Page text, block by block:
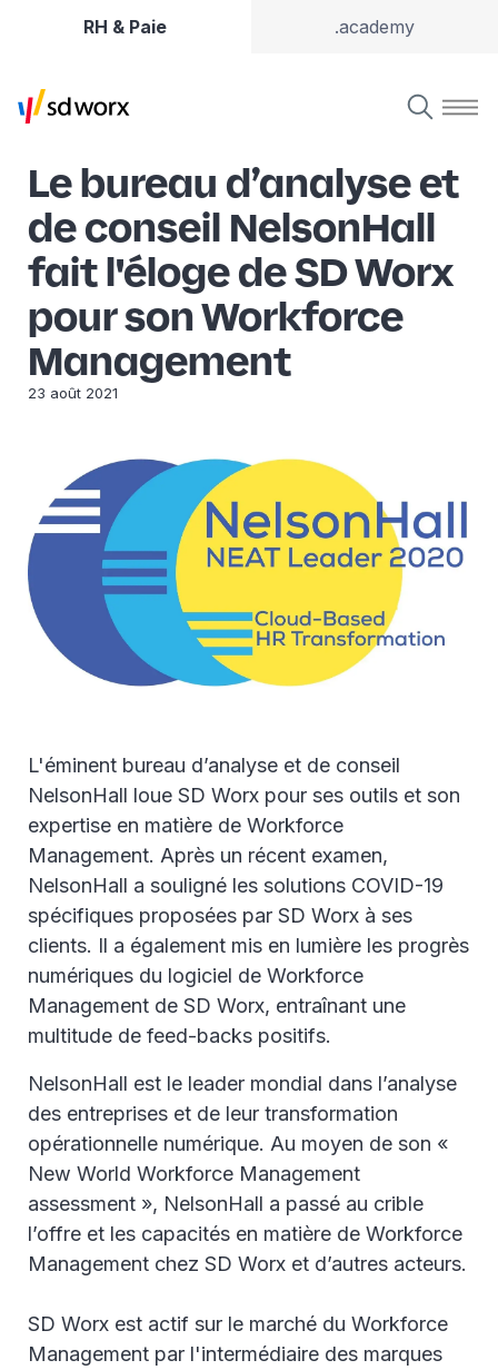
RH & Paie .academy
Le bureau d’analyse et
de conseil NelsonHall
fait l'éloge de SD Worx
pour son Workforce
Management
23 août 2021
L'éminent bureau d’analyse et de conseil
NelsonHall loue SD Worx pour ses outils et son
expertise en matière de Workforce
Management. Après un récent examen,
NelsonHall a souligné les solutions COVID-19
spécifiques proposées par SD Worx à ses
clients. Il a également mis en lumière les progrès
numériques du logiciel de Workforce
Management de SD Worx, entraînant une
multitude de feed-backs positifs.
NelsonHall est le leader mondial dans l’analyse
des entreprises et de leur transformation
opérationnelle numérique. Au moyen de son «
New World Workforce Management
assessment », NelsonHall a passé au crible
l’offre et les capacités en matière de Workforce
Management chez SD Worx et d’autres acteurs.
SD Worx est actif sur le marché du Workforce
Management par l'intermédiaire des marques